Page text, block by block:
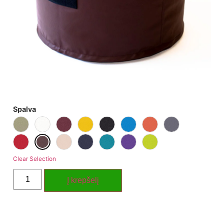
Spalva
Clear Selection
Į krepšelį